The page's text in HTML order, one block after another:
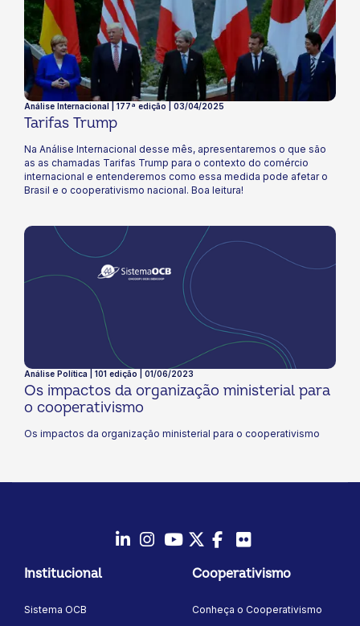
Análise Internacional | 177ª edição | 03/04/2025
Tarifas Trump
Na Análise Internacional desse mês, apresentaremos o que são
as as chamadas Tarifas Trump para o contexto do comércio
internacional e entenderemos como essa medida pode afetar o
Brasil e o cooperativismo nacional. Boa leitura!
Análise Política | 101 edição | 01/06/2023
Os impactos da organização ministerial para
o cooperativismo
Os impactos da organização ministerial para o cooperativismo
Instagram
YoutubeTwitter/X
Facebook
Institucional
Sistema OCB
Cooperativismo
Conheça o Cooperativismo